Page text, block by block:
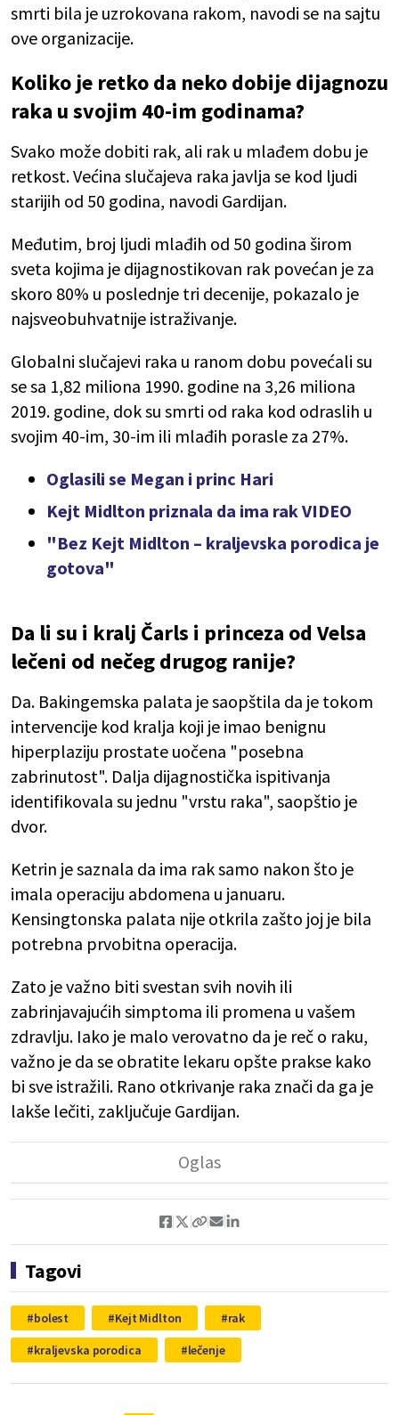
smrti bila je uzrokovana rakom, navodi se na sajtu
ove organizacije.
Koliko je retko da neko dobije dijagnozu
raka u svojim 40-im godinama?
Svako može dobiti rak, ali rak u mlađem dobu je
retkost. Većina slučajeva raka javlja se kod ljudi
starijih od 50 godina, navodi Gardijan.
Međutim, broj ljudi mlađih od 50 godina širom
sveta kojima je dijagnostikovan rak povećan je za
skoro 80% u poslednje tri decenije, pokazalo je
najsveobuhvatnije istraživanje.
Globalni slučajevi raka u ranom dobu povećali su
se sa 1,82 miliona 1990. godine na 3,26 miliona
2019. godine, dok su smrti od raka kod odraslih u
svojim 40-im, 30-im ili mlađih porasle za 27%.
Oglasili se Megan i princ Hari
Kejt Midlton priznala da ima rak VIDEO
"Bez Kejt Midlton – kraljevska porodica je
gotova"
Da li su i kralj Čarls i princeza od Velsa
lečeni od nečeg drugog ranije?
Da. Bakingemska palata je saopštila da je tokom
intervencije kod kralja koji je imao benignu
hiperplaziju prostate uočena "posebna
zabrinutost". Dalja dijagnostička ispitivanja
identifikovala su jednu "vrstu raka", saopštio je
dvor.
Ketrin je saznala da ima rak samo nakon što je
imala operaciju abdomena u januaru.
Kensingtonska palata nije otkrila zašto joj je bila
potrebna prvobitna operacija.
Zato je važno biti svestan svih novih ili
zabrinjavajućih simptoma ili promena u vašem
zdravlju. Iako je malo verovatno da je reč o raku,
važno je da se obratite lekaru opšte prakse kako
bi sve istražili. Rano otkrivanje raka znači da ga je
lakše lečiti, zaključuje Gardijan.
Tagovi
bolest Kejt Midlton
rak
kraljevska porodica
lečenje